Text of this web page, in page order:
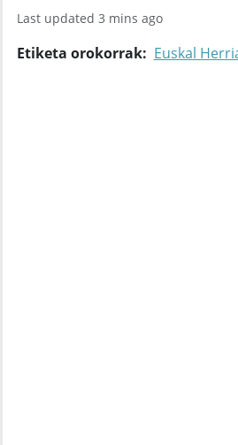
Last updated 3 mins ago
Etiketa orokorrak Euskal